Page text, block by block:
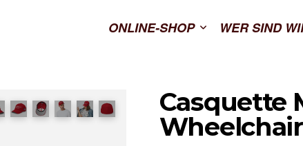
ONLINE-SHOP WER SIND
Casquette